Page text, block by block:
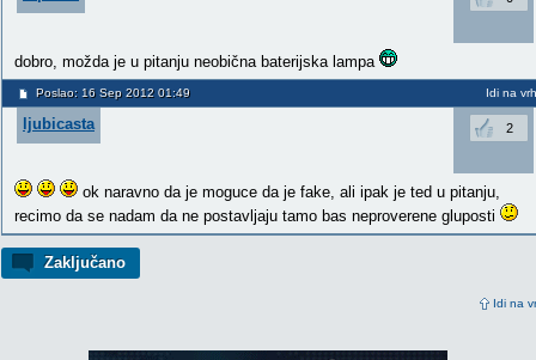
Zaključano
Idi na
dobro, možda je u pitanju neobična baterijska lampa
Poslao: 16 Sep 2012 01:49 Idi na vrh
ljubicasta 2
ok naravno da je moguce da je fake, ali ipak je ted u pitanju,
recimo da se nadam da ne postavljaju tamo bas neproverene gluposti